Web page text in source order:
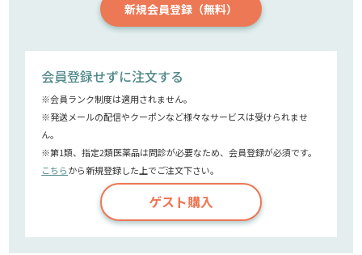
新規会員登録（無料）
会員登録せずに注文する
※会員ランク制度は適用されません。
※発送メールの配信やクーポンなど様々なサービスは受けられませ
ん。
※第1類、指定2類医薬品は問診が必要なため、会員登録が必須です。
こちらから新規登録した上でご注文下さい。
ゲスト購入